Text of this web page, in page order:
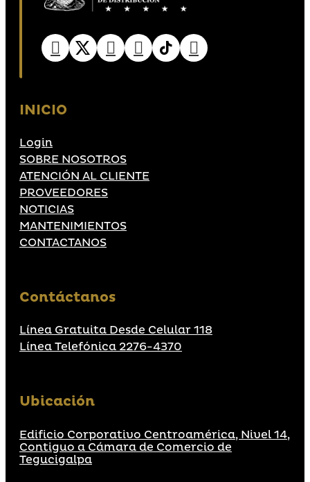
INICIO
Login
SOBRE NOSOTROS
ATENCIÓN AL CLIENTE
PROVEEDORES
NOTICIAS
MANTENIMIENTOS
CONTACTANOS
Contáctanos
Línea Gratuita Desde Celular 118
Línea Telefónica 2276-4370
Ubicación
Edificio Corporativo Centroamérica, Nivel 14,
Contiguo a Cámara de Comercio de
Tegucigalpa